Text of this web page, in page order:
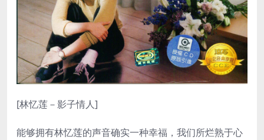
[林忆莲－影子情人]
能够拥有林忆莲的声音确实一种幸福，我们所烂熟于心